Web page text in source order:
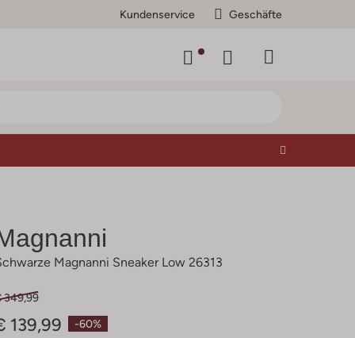
Kundenservice Geschäfte
Magnanni Sneaker Low 26313
-60%
349,99
139,99